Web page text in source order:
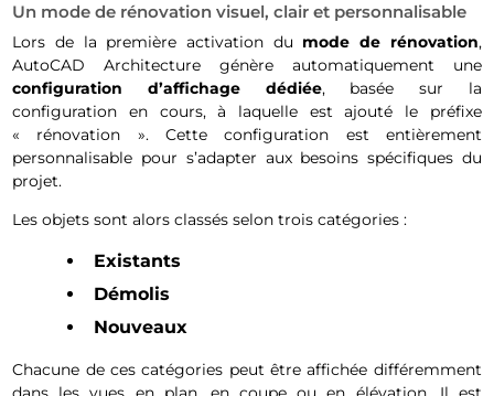
Un mode de rénovation visuel, clair et personnalisable
Lors de la première activation du mode de rénovation,
AutoCAD Architecture génère automatiquement une
configuration d’affichage dédiée, basée sur la
configuration en cours, à laquelle est ajouté le préfixe
« rénovation ». Cette configuration est entièrement
personnalisable pour s’adapter aux besoins spécifiques du
projet.
Les objets sont alors classés selon trois catégories :
Existants
Démolis
Nouveaux
Chacune de ces catégories peut être affichée différemment